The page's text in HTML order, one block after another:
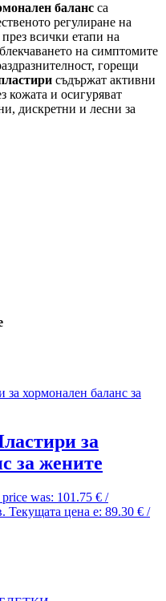
баланс са
регулиране на
всички етапи на
на симптомите
горещи
съдържат активни
кожата и осигуряват
дискретни и лесни за
за
за жените
was: 101.75 € /
Текущата цена е: 89.30 € /